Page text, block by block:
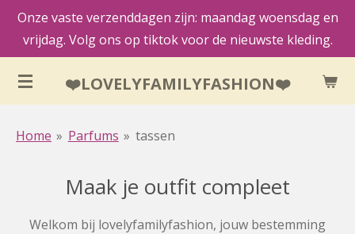
Ga
direct
de
hoofdinhoud
❤️LOVELYFAMILYFASHION❤️
Onze vaste verzenddagen zijn: maandag woensdag en
vrijdag. Volg ons op tiktok voor de nieuwste kleding.
Home » Parfums » tassen
Maak je outfit compleet
Welkom bij lovelyfamilyfashion, jouw bestemming